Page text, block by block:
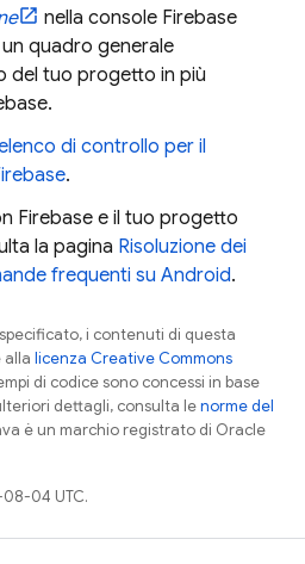
nella console Firebase
quadro generale
del tuo progetto in più
di controllo per il
.
Firebase e il tuo progetto
la pagina Risoluzione dei
frequenti su Android.
i contenuti di questa
alla licenza Creative Commons
di codice sono concessi in base
dettagli, consulta lenorme del
è un marchio registrato di Oracle
04 UTC.